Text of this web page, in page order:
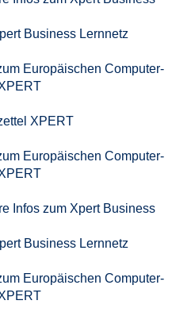
Business Lernnetz
Europäischen Computer-
XPERT
Europäischen Computer-
Infos zum Xpert Business
Business Lernnetz
Europäischen Computer-